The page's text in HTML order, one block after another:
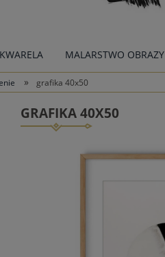
MALARSTWO OBRAZY
» grafika 40x50
GRAFIKA 40X50